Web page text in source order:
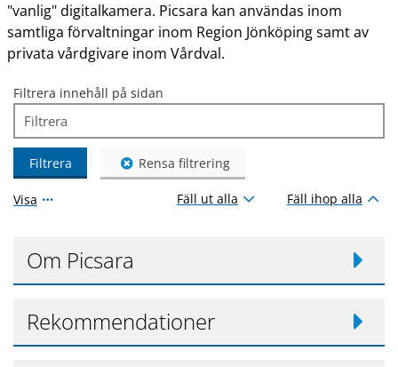
"vanlig" digitalkamera. Picsara kan användas inom
samtliga förvaltningar inom Region Jönköping samt av
privata vårdgivare inom Vårdval.
Filtrera innehåll på sidan
Filtrera Rensa filtrering
Visa Fäll ut alla Fäll ihop alla
Om Picsara
Rekommendationer